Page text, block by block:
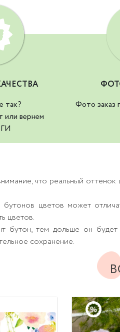
так?
или вернем
Фото заказ
что реальный оттенок
бутонов цветов может
цветов.
бутон, тем дольше он
сохранение.